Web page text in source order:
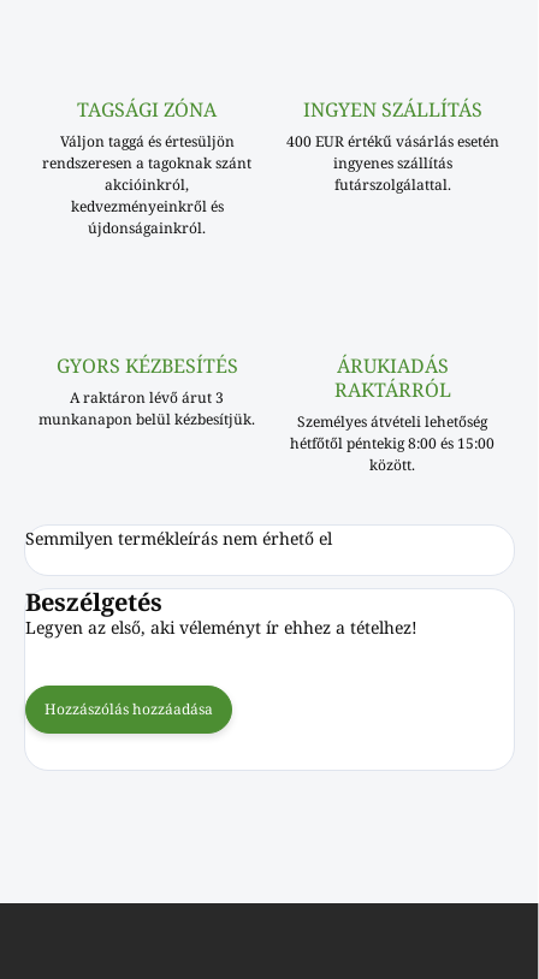
TAGSÁGI ZÓNA
Váljon taggá és értesüljön
rendszeresen a tagoknak szánt
akcióinkról,
kedvezményeinkről és
újdonságainkról.
INGYEN SZÁLLÍTÁS
400 EUR értékű vásárlás esetén
ingyenes szállítás
futárszolgálattal.
GYORS KÉZBESÍTÉS
A raktáron lévő árut 3
munkanapon belül kézbesítjük.
ÁRUKIADÁS
RAKTÁRRÓL
Személyes átvételi lehetőség
hétfőtől péntekig 8:00 és 15:00
között.
Semmilyen termékleírás nem érhető el
Beszélgetés
Legyen az első, aki véleményt ír ehhez a tételhez!
Hozzászólás hozzáadása